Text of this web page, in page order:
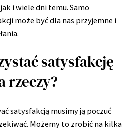
i wiele dni temu. Samo
może być dla nas przyjemne i
satysfakcję
rzeczy?
satysfakcją musimy ją poczuć
Możemy to zrobić na kilka